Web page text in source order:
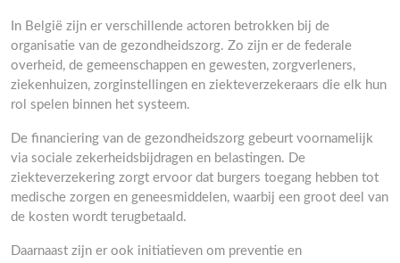
In België zijn er verschillende actoren betrokken bij de
organisatie van de gezondheidszorg. Zo zijn er de federale
overheid, de gemeenschappen en gewesten, zorgverleners,
ziekenhuizen, zorginstellingen en ziekteverzekeraars die elk hun
rol spelen binnen het systeem.
De financiering van de gezondheidszorg gebeurt voornamelijk
via sociale zekerheidsbijdragen en belastingen. De
ziekteverzekering zorgt ervoor dat burgers toegang hebben tot
medische zorgen en geneesmiddelen, waarbij een groot deel van
de kosten wordt terugbetaald.
Daarnaast zijn er ook initiatieven om preventie en